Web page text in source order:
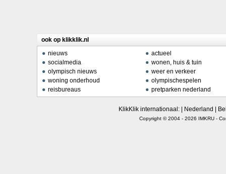
ook op klikklik.nl
nieuws
actueel
socialmedia
wonen, huis & tuin
olympisch nieuws
weer en verkeer
woning onderhoud
olympischespelen
reisbureaus
pretparken nederland
KlikKlik internationaal: | Nederland
Copyright © 2004 - 2026 IMKRU-